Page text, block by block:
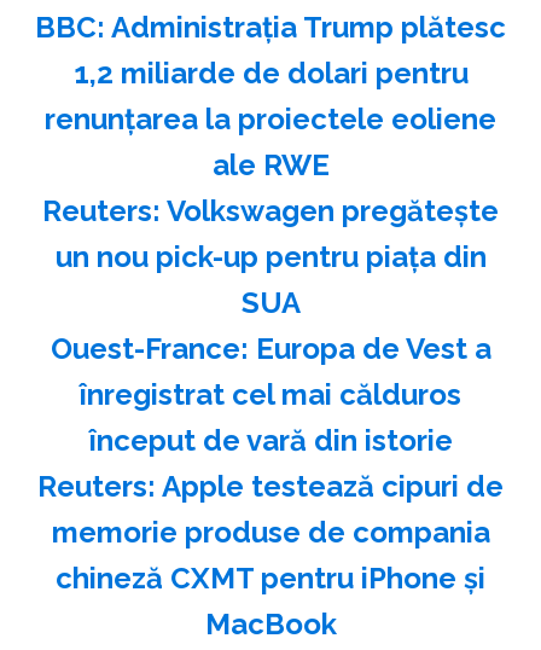
BBC: Administraţia Trump plătesc
1,2 miliarde de dolari pentru
renunţarea la proiectele eoliene
ale RWE
Reuters: Volkswagen pregăteşte
un nou pick-up pentru piaţa din
SUA
Ouest-France: Europa de Vest a
înregistrat cel mai călduros
început de vară din istorie
Reuters: Apple testează cipuri de
memorie produse de compania
chineză CXMT pentru iPhone şi
MacBook